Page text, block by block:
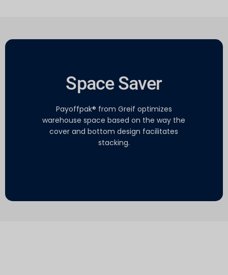
Space Saver
Payoffpak® from Greif optimizes
warehouse space based on the way the
cover and bottom design facilitates
stacking.